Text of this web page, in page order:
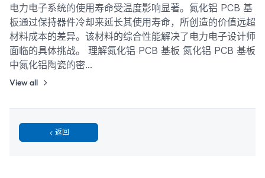
电力电子系统的使用寿命受温度影响显著。氮化铝 PCB 基
板通过保持器件冷却来延长其使用寿命，所创造的价值远超
材料成本的差异。该材料的综合性能解决了电力电子设计师
面临的具体挑战。 理解氮化铝 PCB 基板 氮化铝 PCB 基板
中氮化铝陶瓷的密…
View all
返回